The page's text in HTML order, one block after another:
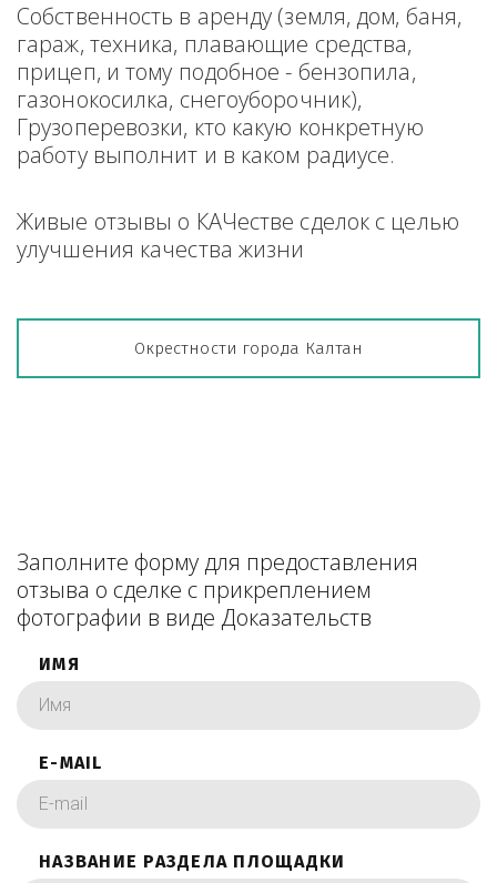
Собственность в аренду (земля, дом, баня,
гараж, техника, плавающие средства,
прицеп, и тому подобное - бензопила,
газонокосилка, снегоуборочник),
Грузоперевозки, кто какую конкретную
работу выполнит и в каком радиусе.
Живые отзывы о КАЧестве сделок с целью
улучшения качества жизни
Окрестности города Калтан
Заполните форму для предоставления
отзыва о сделке с прикреплением
фотографии в виде Доказательств
ИМЯ
E-MAIL
НАЗВАНИЕ РАЗДЕЛА ПЛОЩАДКИ